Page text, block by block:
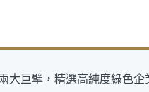
⼤巨擘，精選⾼純度綠⾊企